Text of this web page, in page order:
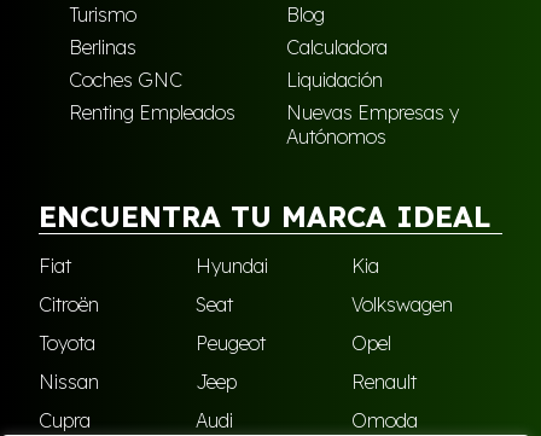
Turismo
Blog
Berlinas
Calculadora
Coches GNC
Liquidación
Renting Empleados
Nuevas Empresas y
Autónomos
ENCUENTRA TU MARCA IDEAL
Fiat Hyundai
Kia
Citroën
Seat
Volkswagen
Toyota
Peugeot
Opel
Nissan
Jeep
Renault
Cupra
Audi Omoda